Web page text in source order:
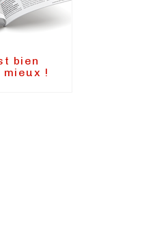
bien
!